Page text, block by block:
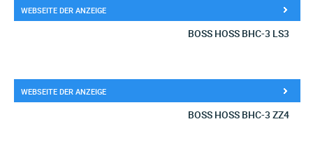
WEBSEITE DER ANZEIGE
BOSS HOSS BHC-3 LS3
WEBSEITE DER ANZEIGE
BOSS HOSS BHC-3 ZZ4